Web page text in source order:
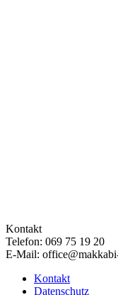
Kontakt
Telefon: 069 75 19 20
E-Mail:
Kontakt
Datenschutz